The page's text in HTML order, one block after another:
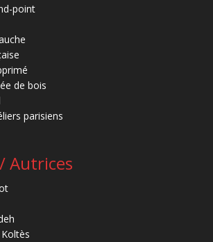
point
de bois
parisiens
Autrices